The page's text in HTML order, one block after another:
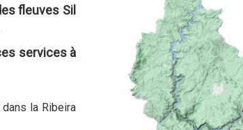
fleuves Sil
services à
la Ribeira